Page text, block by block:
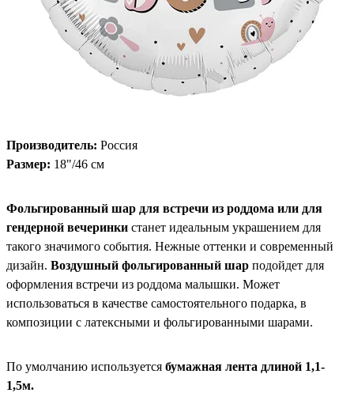
Производитель: Россия
Размер: 18"/46 см
Фольгированный шар для встречи из роддома или для
гендерной вечеринки станет идеальным украшением для
такого значимого события. Нежные оттенки и современный
дизайн. Воздушный фольгированный шар подойдет для
оформления встречи из роддома малышки. Может
использоваться в качестве самостоятельного подарка, в
композиции с латексными и фольгированными шарами.
По умолчанию используется бумажная лента длиной 1,1-
1,5м.